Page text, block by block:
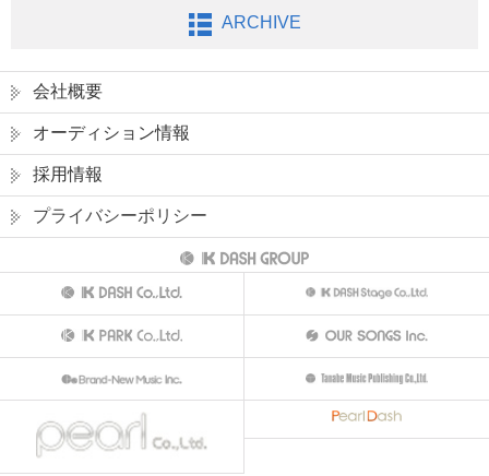
ARCHIVE
会社概要
オーディション情報
採用情報
プライバシーポリシー